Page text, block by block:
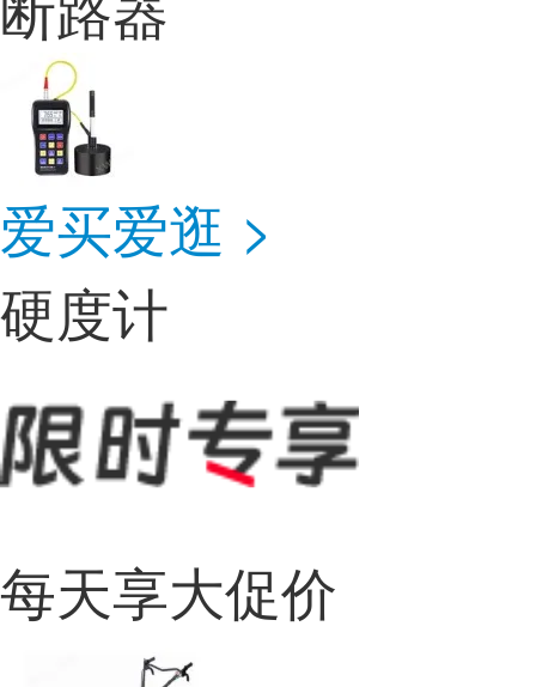
爱买爱逛 >
硬度计
每天享大促价